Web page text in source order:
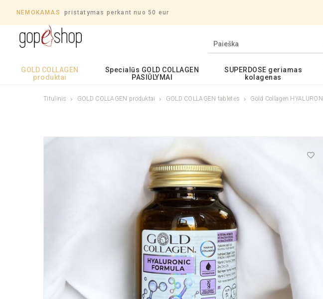
NEMOKAMAS pristatymas perkant nuo 50 eur
GOLD COLLAGEN
produktai
Specialūs GOLD COLLAGEN
PASIŪLYMAI
SUPERDOSE geriamas
kolagenas
Titulinis GOLD COLLAGEN produktai GOLD COLLAGEN tabletės Gold Collagen